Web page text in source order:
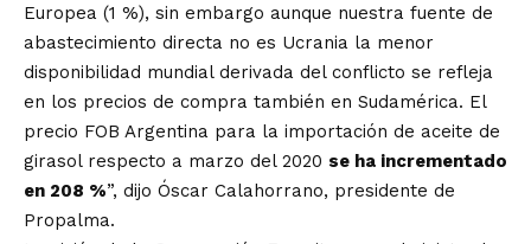
Europea (1 %), sin embargo aunque nuestra fuente de
abastecimiento directa no es Ucrania la menor
disponibilidad mundial derivada del conflicto se refleja
en los precios de compra también en Sudamérica. El
precio FOB Argentina para la importación de aceite de
girasol respecto a marzo del 2020 se ha incrementado
en 208 %”, dijo Óscar Calahorrano, presidente de
Propalma.